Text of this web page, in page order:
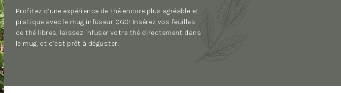
Profitez d’une expérience de thé encore plus agréable et
pratique avec le mug infuseur OGO! Insérez vos feuilles
de thé libres, laissez infuser votre thé directement dans
le mug, et c’est prêt à déguster!